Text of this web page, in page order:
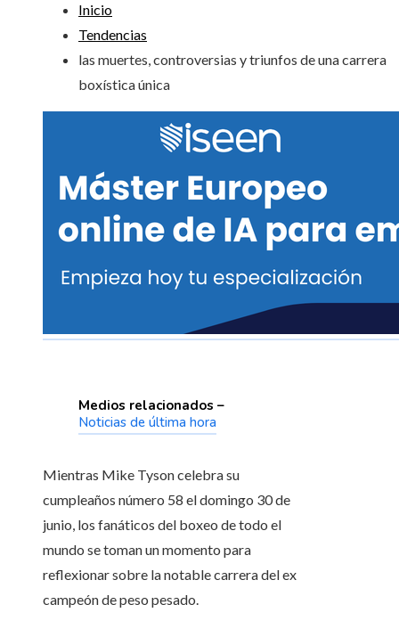
Inicio
Tendencias
las muertes, controversias y triunfos de una carrera
boxística única
Medios relacionados –
Noticias de última hora
Mientras Mike Tyson celebra su
cumpleaños número 58 el domingo 30 de
junio, los fanáticos del boxeo de todo el
mundo se toman un momento para
reflexionar sobre la notable carrera del ex
campeón de peso pesado.